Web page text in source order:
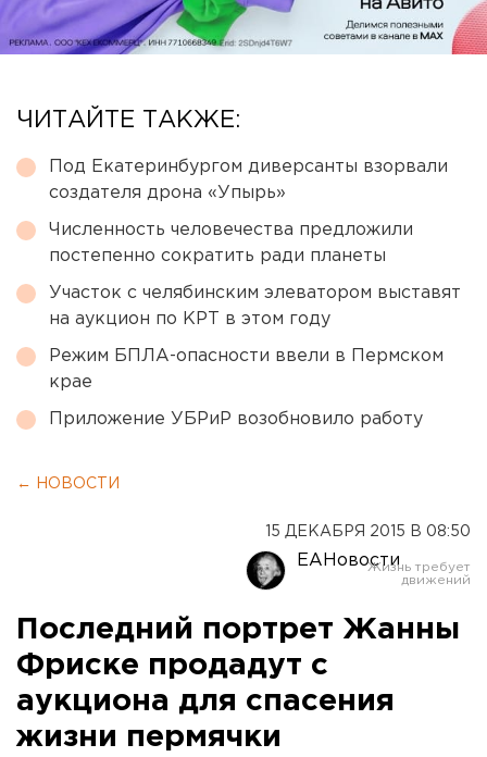
ЧИТАЙТЕ ТАКЖЕ:
Под Екатеринбургом диверсанты взорвали
создателя дрона «Упырь»
Численность человечества предложили
постепенно сократить ради планеты
Участок с челябинским элеватором выставят
на аукцион по КРТ в этом году
Режим БПЛА-опасности ввели в Пермском
крае
Приложение УБРиР возобновило работу
← НОВОСТИ
15 ДЕКАБРЯ 2015 В 08:50
ЕАНовости
Последний портрет Жанны
Фриске продадут с
аукциона для спасения
жизни пермячки